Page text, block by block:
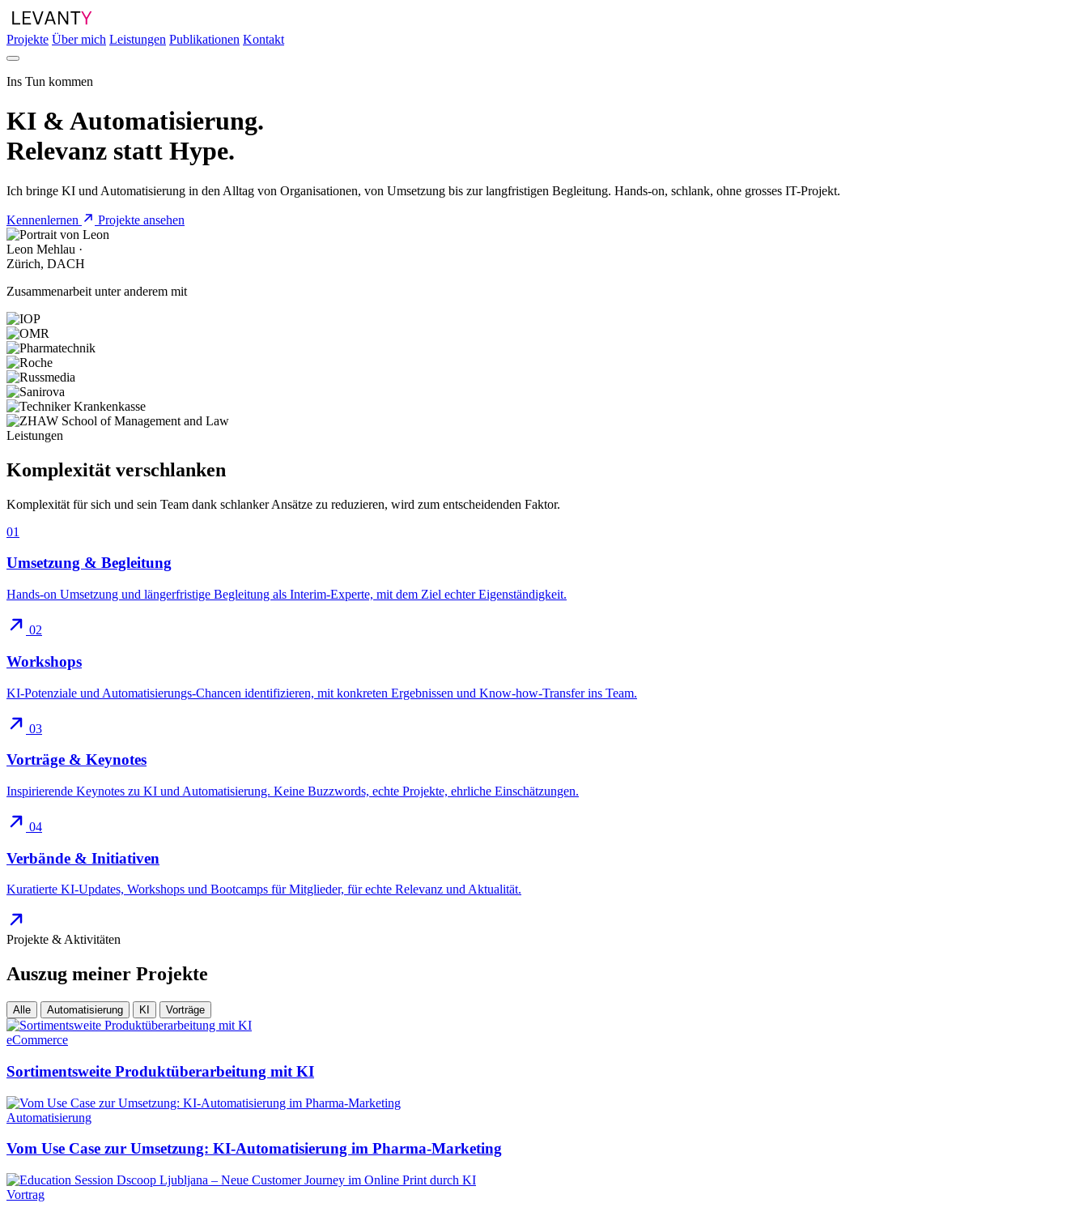
Projekte Über mich Leistungen Publikationen Kontakt
Ins Tun kommen
KI & Automatisierung.
Relevanz statt Hype.
Ich bringe KI und Automatisierung in den Alltag von Organisationen, von Umsetzung bis zur langfristigen Begleitung. Hands-on, schlank, ohne grosses IT-Projekt.
Kennenlernen Projekte ansehen
Leon Mehlau ·
Zürich, DACH
Zusammenarbeit unter anderem mit
Leistungen
Komplexität verschlanken
Komplexität für sich und sein Team dank schlanker Ansätze zu reduzieren, wird zum entscheidenden Faktor.
01
Umsetzung & Begleitung
Hands-on Umsetzung und längerfristige Begleitung als Interim-Experte, mit dem Ziel echter Eigenständigkeit.
02
Workshops
KI-Potenziale und Automatisierungs-Chancen identifizieren, mit konkreten Ergebnissen und Know-how-Transfer ins Team.
03
Vorträge & Keynotes
Inspirierende Keynotes zu KI und Automatisierung. Keine Buzzwords, echte Projekte, ehrliche Einschätzungen.
04
Verbände & Initiativen
Kuratierte KI-Updates, Workshops und Bootcamps für Mitglieder, für echte Relevanz und Aktualität.
Projekte & Aktivitäten
Auszug meiner Projekte
Alle Automatisierung KI Vorträge
eCommerce
Sortimentsweite Produktüberarbeitung mit KI
Automatisierung
Vom Use Case zur Umsetzung: KI-Automatisierung im Pharma-Marketing
Vortrag